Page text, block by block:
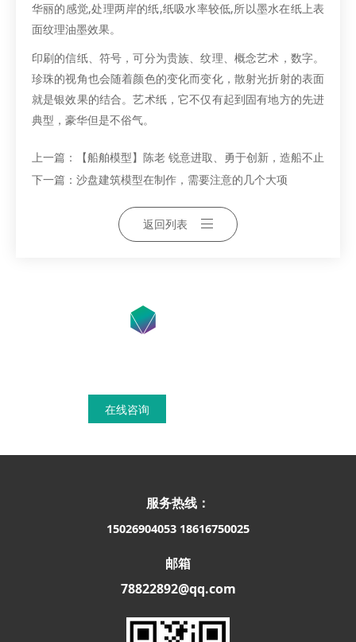
华丽的感觉,处理两岸的纸,纸吸水率较低,所以墨水在纸上表
面纹理油墨效果。
印刷的信纸、符号，可分为贵族、纹理、概念艺术，数字。
珍珠的视角也会随着颜色的变化而变化，散射光折射的表面
就是银效果的结合。艺术纸，它不仅有起到固有地方的先进
典型，豪华但是不俗气。
上一篇：
【船舶模型】陈老 锐意进取、勇于创新，造船不止
下一篇： 沙盘建筑模型在制作，需要注意的几个大项
返回列表
在线咨询
服务热线：
15026904053 18616750025
邮箱
78822892@qq.com